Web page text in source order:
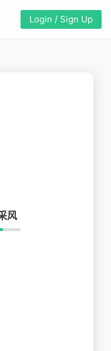
Login / Sign Up